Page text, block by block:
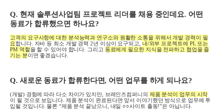
Q. 현재 솔루션사업팀 프로젝트 리더를 채용 중인데요. 어떤
동료가 합류했으면 하나요?
고객의 요구사항에 대한 분석능력과 연구소와 원활한 소통을 위해서 개발 경력이 필
요합니다. 자바 등 최소 개발 경력2년 이상이 요구되고 내/외부 프로젝트에 PL 또는
PM 역할을 할 수 있어야 합니다 그리고 동료에게 필요한 지식을 전파하고 협업을 즐
기는 분이면 좋겠습니다.
Q. 새로운 동료가 합류한다면, 어떤 업무를 하게 되나요?
(개발) 경험에 따라 다소 차이가 있지만, 브레인즈컴퍼니의 제품 분석이 업무의 시작
이 될 것으로 보입니다. 제품 분석이 완료된다면 앞서 이야기했던 방식으로 업무에 투
입될 것입니다.물론 “제품 분석 끝났으니 내일 ○○사이트 출동!”은 아닙니다.